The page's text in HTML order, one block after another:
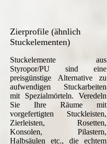
Zierprofile (ähnlich
Stuckelementen)
Stuckelemente aus
Styropor/PU sind eine
preisgünstige Alternative zu
aufwendigen Stuckarbeiten
mit Spezialmörteln. Veredeln
Sie Ihre Räume mit
vorgefertigten Stuckleisten,
Zierleisten, Rosetten,
Konsolen, Pilastern,
Halbsäulen etc., die echtem